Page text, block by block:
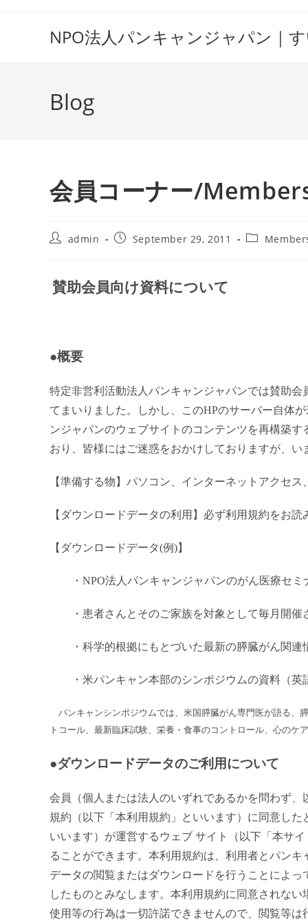
NPO法人パンキャンジャパン｜
Blog
会員コーナー/
Postadmin
PostSeptember 29, 2011
Post
賛助会員向け資料について
●概要
特定非営利活動法人パンキャンジャパンでは賛助
てまいりました。しかし、このHPのサーバー自体
ンジャパンのウェブサイトのコンテンツを再構築
おり、皆様にはご迷惑をおかけしておりますが、い
【準備する物】パソコン、インターネットアクセ
【ダウンロードデータの利用】必ず利用規約をお読
【ダウンロードデータ(例)】
・NPO法人パンキャンジャパンのがん医療セミ
・患者さんとそのご家族を対象として毎月開催
・科学的根拠にもとづいた最新の膵臓がん関連
・米パンキャン本部のシンポジウムの資料（英
パンキャンシンポジウムでは、米国膵臓がん専門医が語る、
トコール、最新臨床試験、栄養・食事のコントロール、心のケ
●ダウンロードデータのご利用について
会員（個人または法人のいずれであるかを問わず
規約（以下「本利用規約」といいます）に同意し
いいます）が運営するウェブ サイト（以下「本サ
ることができます。本利用規約は、利用者とパン
データの閲覧またはダウンロードを行うことによ
したものとみなします。本利用規約に同意されな
使用等の行為は一切許諾できませんので、閲覧等は